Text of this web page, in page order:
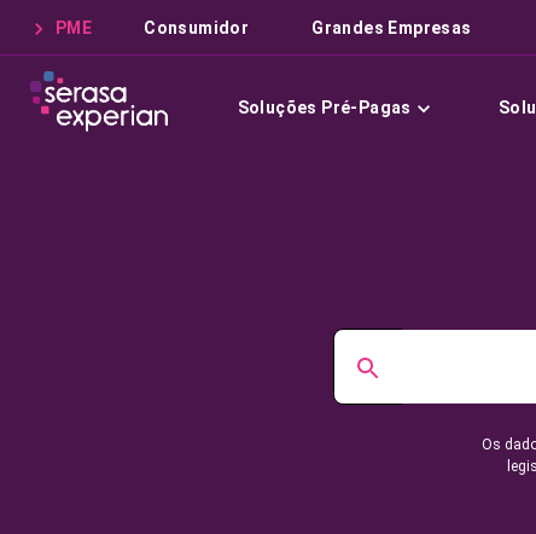
PME Consumidor Grandes Empresas
Soluções Pré-Pagas
Os